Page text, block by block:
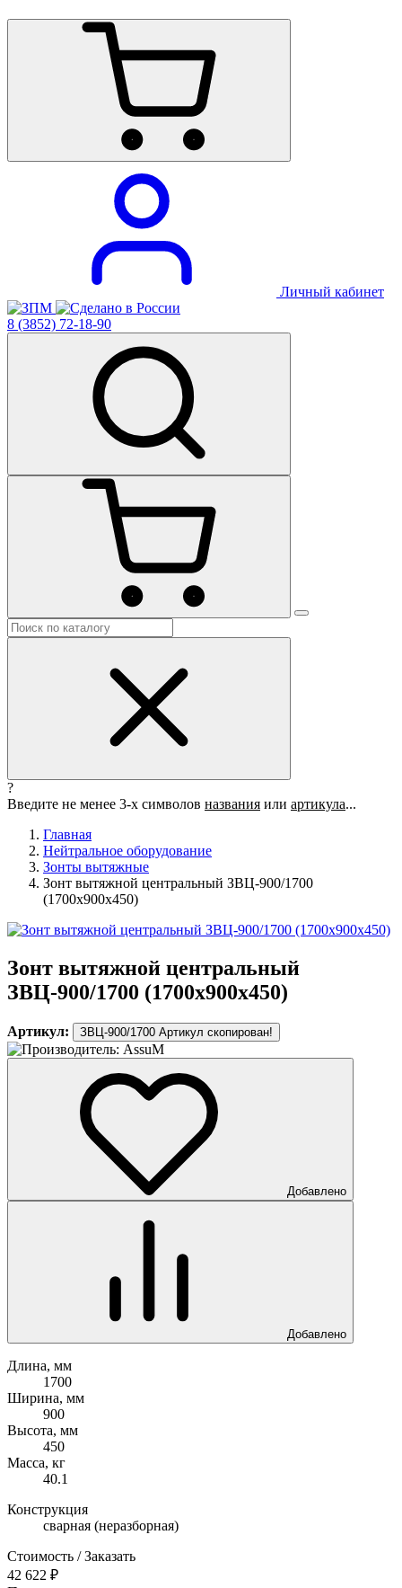
Личный кабинет
8 (3852) 72-18-90
?
Введите не менее 3-х символов названия или артикула...
Главная
Нейтральное оборудование
Зонты вытяжные
Зонт вытяжной центральный ЗВЦ-900/1700
(1700х900х450)
Зонт вытяжной центральный
ЗВЦ-900/1700 (1700х900х450)
Артикул: ЗВЦ-900/1700 Артикул скопирован!
Добавлено
Добавлено
Длина, мм
1700
Ширина, мм
900
Высота, мм
450
Масса, кг
40.1
Конструкция
сварная (неразборная)
Стоимость / Заказать
42 622 ₽